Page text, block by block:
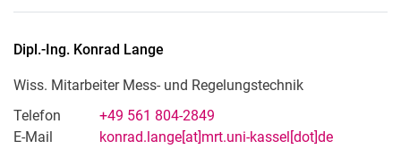
Dipl.-Ing. Konrad Lange
Wiss. Mitarbeiter Mess- und Regelungstechnik
Telefon
+49 561 804-2849
E-Mail
konrad.lange[at]mrt.uni-kassel[dot]de